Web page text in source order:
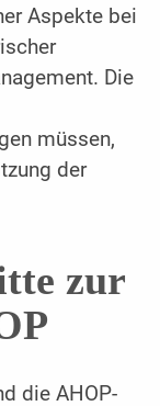
Aspekte bei
Die
müssen,
der
zur
die AHOP-